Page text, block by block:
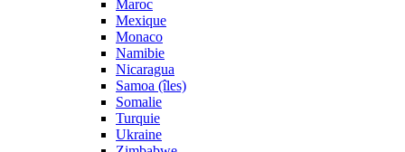
Maroc
Mexique
Monaco
Namibie
Nicaragua
Samoa (îles)
Somalie
Turquie
Ukraine